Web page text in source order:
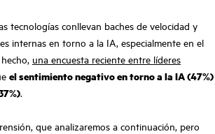
tecnologías conllevan baches de velocidad y
internas en torno a la IA, especialmente en el
una encuesta reciente entre líderes
el sentimiento negativo en torno a la IA (47%)
.
que analizaremos a continuación, pero